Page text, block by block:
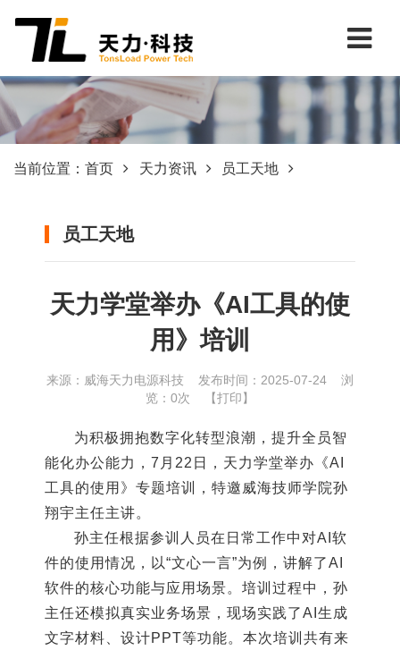
当前位置： 首页 天力资讯 员工天地
员工天地
天力学堂举办《AI工具的使
用》培训
来源：威海天力电源科技 发布时间：2025-07-24 浏
览： 0次 【打印】
为积极拥抱数字化转型浪潮，提升全员智
能化办公能力，7月22日，天力学堂举办《AI
工具的使用》专题培训，特邀威海技师学院孙
翔宇主任主讲。
孙主任根据参训人员在日常工作中对AI软
件的使用情况，以“文心一言”为例，讲解了AI
软件的核心功能与应用场景。培训过程中，孙
主任还模拟真实业务场景，现场实践了AI生成
文字材料、设计PPT等功能。本次培训共有来